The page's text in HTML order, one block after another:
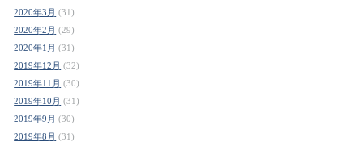
2020年3月 (31)
2020年2月 (29)
2020年1月 (31)
2019年12月 (32)
2019年11月 (30)
2019年10月 (31)
2019年9月 (30)
2019年8月 (31)